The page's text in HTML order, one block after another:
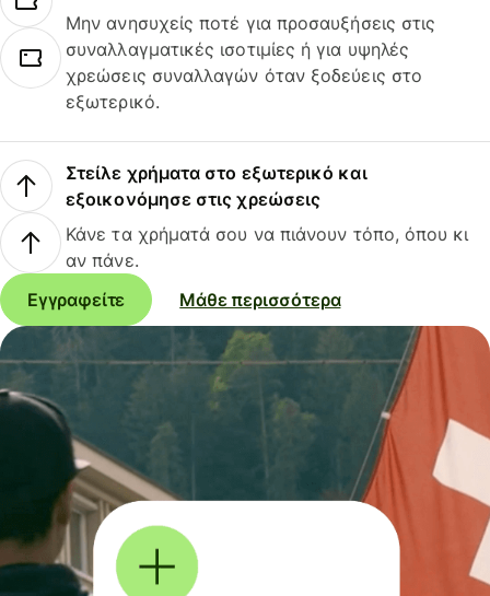
Μην ανησυχείς ποτέ για προσαυξήσεις στις
συναλλαγματικές ισοτιμίες ή για υψηλές
χρεώσεις συναλλαγών όταν ξοδεύεις στο
εξωτερικό.
Στείλε χρήματα στο εξωτερικό και
εξοικονόμησε στις χρεώσεις
Κάνε τα χρήματά σου να πιάνουν τόπο, όπου κι
αν πάνε.
Εγγραφείτε
Μάθε περισσότερα